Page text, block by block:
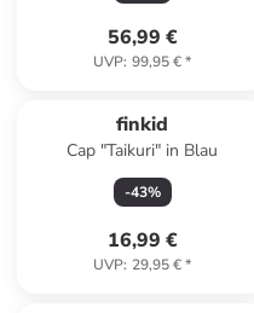
56,99 €
UVP: 99,95 €*
finkid
Cap "Taikuri" in Blau
-43%
16,99 €
UVP: 29,95 €*